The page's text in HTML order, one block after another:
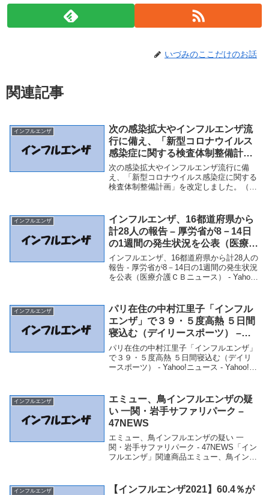
いづみのここだけのお話
関連記事
インフルエンザ
次の感染拡大やインフルエンザ流
行に備え、「新型コロナウイルス
感染症に関する検査体制整備計
画」を改定しました。（第2674
報） 東京都福祉保健局 – 東京都福
祉保健局
次の感染拡大やインフルエンザ流行に備
え、「新型コロナウイルス感染症に関する
検査体制整備計画」を改定しました。（第
染拡大やインフルエンザ流行に備え、「新
型コロ...
インフルエンザ
インフルエンザ、16都道府県から
計28人の報告 – 厚労省が8－14日
の1週間の発生状況を公表（医療介
護ＣＢニュース） – Yahoo!ニュー
ス – Yahoo!ニュース
インフルエンザ、16都道府県から計28人の
報告 - 厚労省が8－14日の1週間の発生状況
を公表（医療介護ＣＢニュース） - Yahoo!
から計28人の報...
インフルエンザ
パリ在住の中村江里子「インフル
エンザ」で３９・５度高熱 ５日間
寝込む（デイリースポーツ） –
Yahoo!ニュース – Yahoo!ニュー
ス
パリ在住の中村江里子「インフルエンザ」
で３９・５度高熱 ５日間寝込む（デイリ
ースポーツ） - Yahoo!ニュース - Yahoo!ニ
９・５度高熱 ５日間寝込む（デイ...
インフルエンザ
エミュー、鳥インフルエンザの疑
い 一関・岩手サファリパーク –
47NEWS
エミュー、鳥インフルエンザの疑い 一
関・岩手サファリパーク - 47NEWS「イン
フルエンザ」関連商品エミュー、鳥インフ
ザの疑い 一関・岩手サファリパーク4...
インフルエンザ
【インフルエンザ2021】60.4％が